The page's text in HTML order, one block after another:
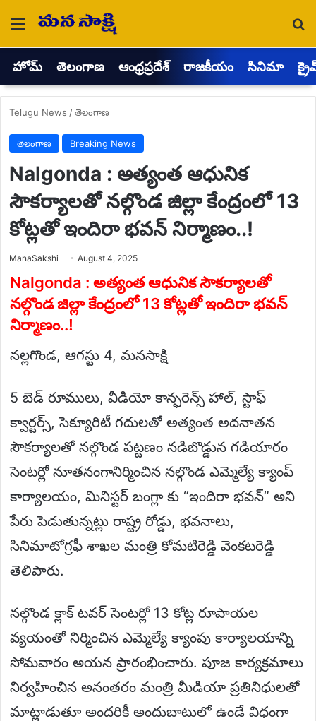
Menu
హోమ్ తెలంగాణ ఆంధ్రప్రదేశ్ రాజకీయం సినిమా
Telugu News /తెలంగాణ
తెలంగాణ Breaking News
Nalgonda : అత్యంత ఆధునిక
సౌకర్యాలతో నల్గొండ జిల్లా కేంద్రంలో 13
కోట్లతో ఇందిరా భవన్ నిర్మాణం..!
ManaSakshi Send
email
August 4, 2025
Nalgonda : అత్యంత ఆధునిక సౌకర్యాలతో
నల్గొండ జిల్లా కేంద్రంలో 13 కోట్లతో ఇందిరా భవన్
నిర్మాణం..!
నల్లగొండ, ఆగస్టు 4, మనసాక్షి
5 బెడ్ రూములు, వీడియో కాన్ఫరెన్స్ హాల్, స్టాఫ్
క్వార్టర్స్, సెక్యూరిటీ గదులతో అత్యంత అదనాతన
సౌకర్యాలతో నల్గొండ పట్టణం నడిబొడ్డున గడియారం
సెంటర్లో నూతనంగానిర్మించిన నల్గొండ ఎమ్మెల్యే క్యాంప్
కార్యాలయం, మినిస్టర్ బంగ్లా కు “ఇందిరా భవన్” అని
పేరు పెడుతున్నట్లు రాష్ట్ర రోడ్డు, భవనాలు,
సినిమాటోగ్రఫీ శాఖల మంత్రి కోమటిరెడ్డి వెంకటరెడ్డి
తెలిపారు.
నల్గొండ క్లాక్ టవర్ సెంటర్లో 13 కోట్ల రూపాయల
వ్యయంతో నిర్మించిన ఎమ్మెల్యే క్యాంపు కార్యాలయాన్ని
సోమవారం అయన ప్రారంభించారు. పూజ కార్యక్రమాలు
నిర్వహించిన అనంతరం మంత్రి మీడియా ప్రతినిధులతో
మాట్లాడుతూ అందరికీ అందుబాటులో ఉండే విధంగా